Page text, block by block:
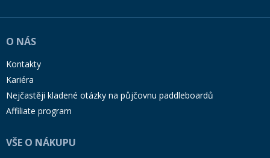
O NÁS
Kontakty
Kariéra
Nejčastěji kladené otázky na půjčovnu paddleboardů
Affiliate program
VŠE O NÁKUPU